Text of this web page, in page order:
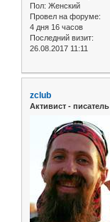
Пол: Женский
Провел на форуме:
4 дня 16 часов
Последний визит:
26.08.2017 11:11
zclub
Активист - писатель